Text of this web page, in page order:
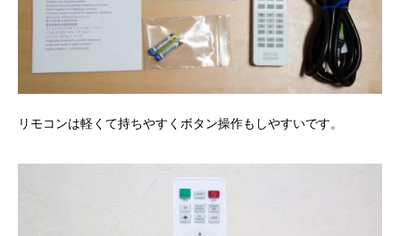
リモコンは軽くて持ちやすくボタン操作もしやすいです。